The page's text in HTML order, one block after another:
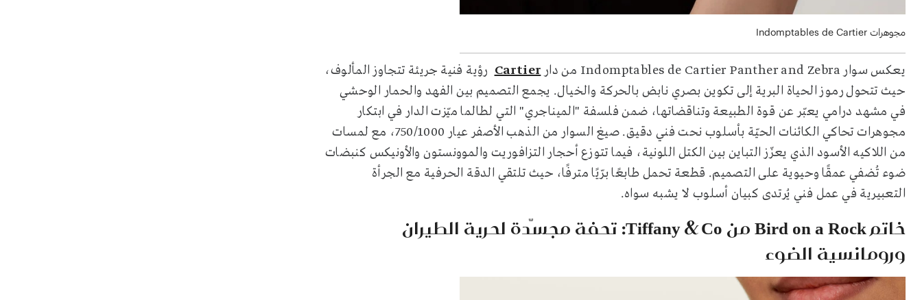
مجوهرات Indomptables de Cartier
يعكس سوار Indomptables de Cartier Panther and Zebra من دار Cartierرؤية فنية جريئة تتجاوز المألوف،
حيث تتحول رموز الحياة البرية إلى تكوين بصري نابض بالحركة والخيال. يجمع التصميم بين الفهد والحمار الوحشي
في مشهد درامي يعبّر عن قوة الطبيعة وتناقضاتها، ضمن فلسفة "الميناجري" التي لطالما ميّزت الدار في ابتكار
مجوهرات تحاكي الكائنات الحيّة بأسلوب نحت فني دقيق. صيغ السوار من الذهب الأصفر عيار 750/1000، مع لمسات
من اللاكيه الأسود الذي يعزّز التباين بين الكتل اللونية، فيما تتوزع أحجار التزافوريت والموونستون والأونيكس كنبضات
ضوء تُضفي عمقًا وحيوية على التصميم. قطعة تحمل طابعًا برّيًا مترفًا، حيث تلتقي الدقة الحرفية مع الجرأة
التعبيرية في عمل فني يُرتدى كبيان أسلوب لا يشبه سواه.
خاتم Bird on a Rock من Tiffany & Co: تحفة مجسّدة لحرية الطيران
ورومانسية الضوء